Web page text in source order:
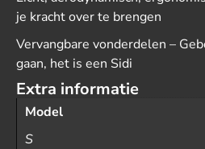
je kracht over te brengen
Vervangbare vonderdelen –
gaan, het is een Sidi
Extra informatie
Model
S